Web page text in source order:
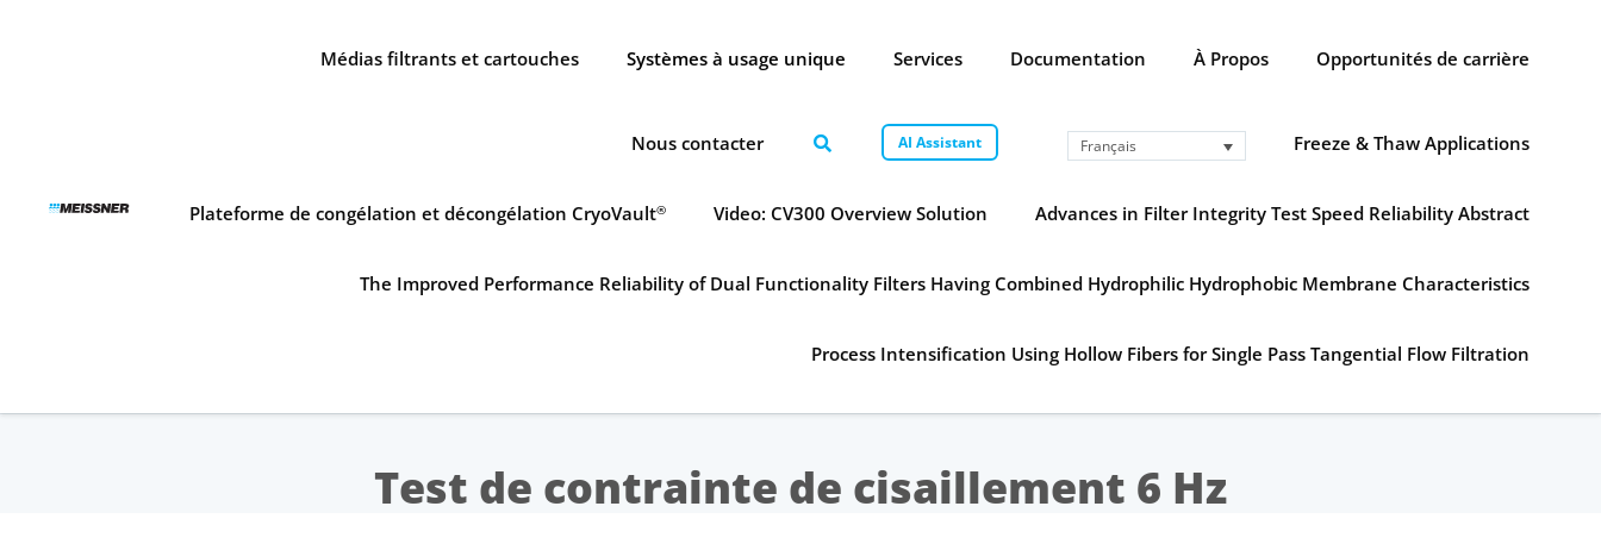
Médias filtrants et cartouches Systèmes à usage unique Services Documentation À Propos Opportunités de carrière
Nous contacter AI Assistant Français Freeze & Thaw Applications
Plateforme de congélation et décongélation CryoVault® Video: CV300 Overview Solution Advances in Filter Integrity Test Speed Reliability Abstract
The Improved Performance Reliability of Dual Functionality Filters Having Combined Hydrophilic Hydrophobic Membrane Characteristics
Process Intensification Using Hollow Fibers for Single Pass Tangential Flow Filtration
Test de contrainte de cisaillement 6 Hz